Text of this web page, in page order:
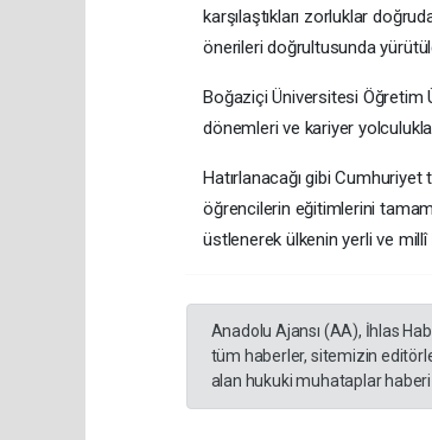
karşılaştıkları zorluklar
önerileri doğrultusunda
Boğaziçi Üniversitesi Öğretim
dönemleri ve kariyer
Hatırlanacağı gibi
öğrencilerin eğitimlerini
üstlenerek ülkenin yerli ve
Anadolu Ajansı (AA), İhlas
tüm haberler, sitemizin
alan hukuki muhataplar